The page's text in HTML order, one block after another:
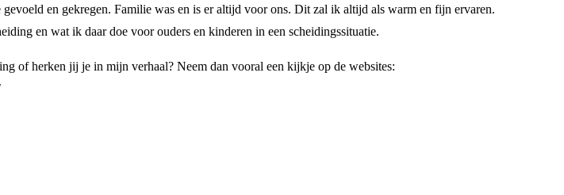
en gekregen. Familie was en is er altijd voor ons. Dit zal ik altijd als warm en fijn ervaren.
en wat ik daar doe voor ouders en kinderen in een scheidingssituatie.
of herken jij je in mijn verhaal? Neem dan vooral een kijkje op de websites: